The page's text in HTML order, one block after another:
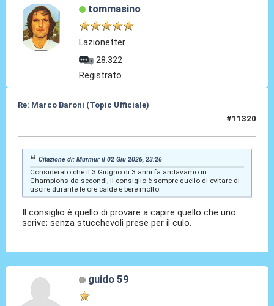
tommasino
Lazionetter
28.322
Registrato
Re: Marco Baroni (Topic Ufficiale)
#11320
Citazione di: Murmur il 02 Giu 2026, 23:26
Considerato che il 3 Giugno di 3 anni fa andavamo in
Champions da secondi, il consiglio è sempre quello di evitare di
uscire durante le ore calde e bere molto.
Il consiglio è quello di provare a capire quello che uno
scrive; senza stucchevoli prese per il culo.
guido 59